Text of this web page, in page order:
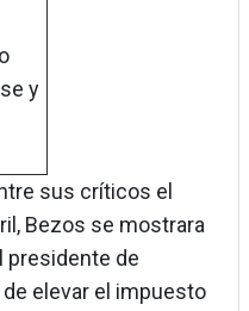
y
sus críticos el
Bezos se mostrara
presidente de
elevar el impuesto